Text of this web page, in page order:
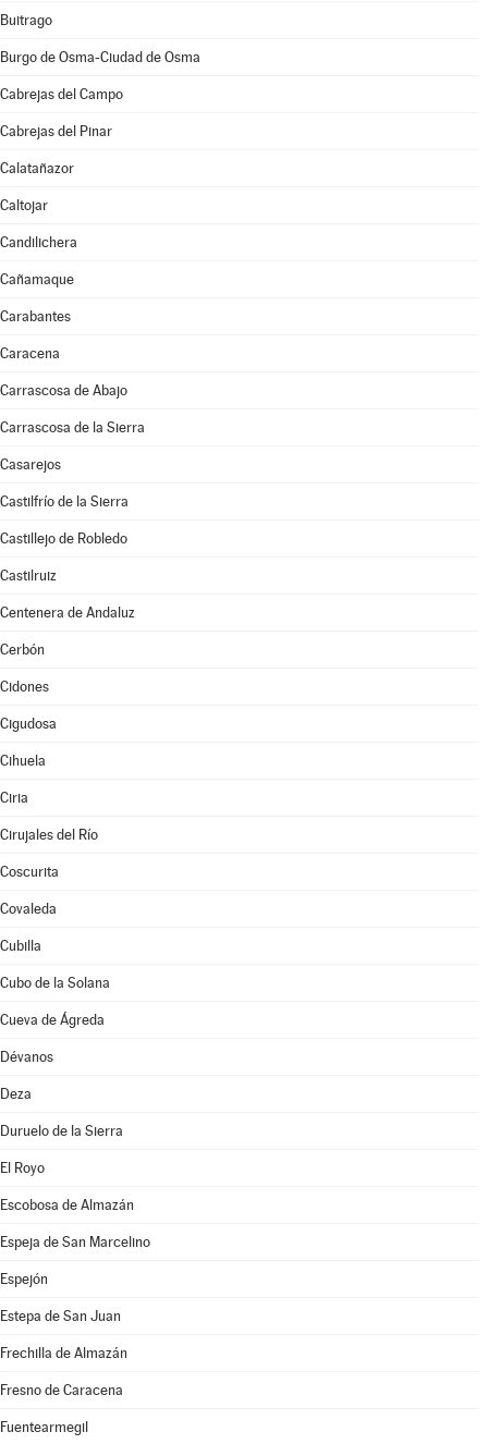
Buitrago
Burgo de Osma-Ciudad de Osma
Cabrejas del Campo
Cabrejas del Pinar
Calatañazor
Caltojar
Candilichera
Cañamaque
Carabantes
Caracena
Carrascosa de Abajo
Carrascosa de la Sierra
Casarejos
Castilfrío de la Sierra
Castillejo de Robledo
Castilruiz
Centenera de Andaluz
Cerbón
Cidones
Cigudosa
Cihuela
Ciria
Cirujales del Río
Coscurita
Covaleda
Cubilla
Cubo de la Solana
Cueva de Ágreda
Dévanos
Deza
Duruelo de la Sierra
El Royo
Escobosa de Almazán
Espeja de San Marcelino
Espejón
Estepa de San Juan
Frechilla de Almazán
Fresno de Caracena
Fuentearmegil